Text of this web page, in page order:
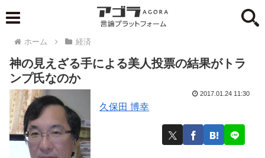
ホーム 経済
神の見えざる手による美人投票の結果がトラ
ンプ氏なのか
久保田 博幸
2017.01.24 11:30